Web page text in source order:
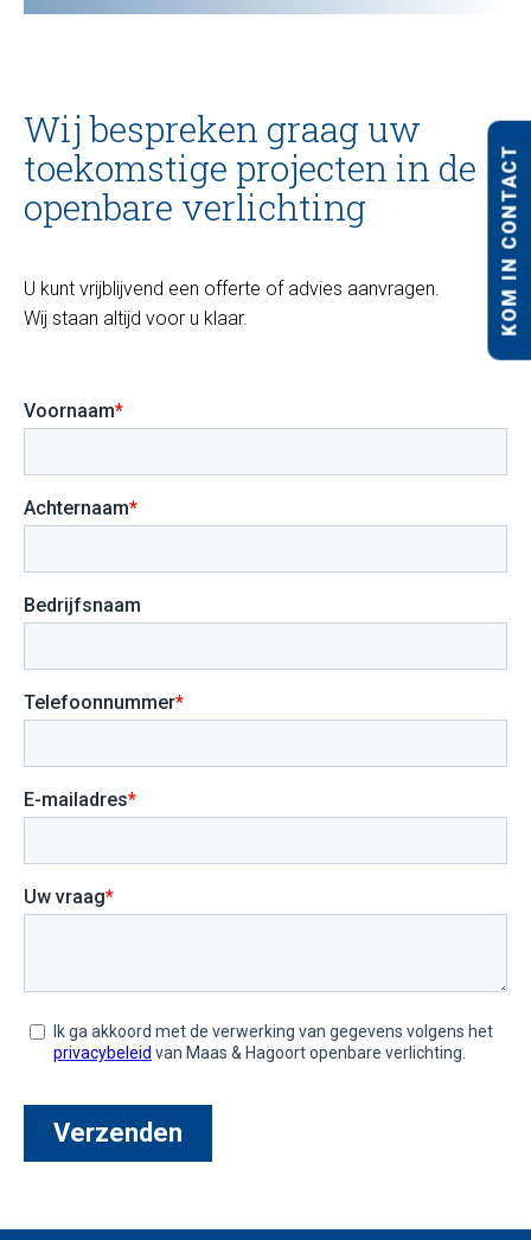
KOM IN CONTACT
Wij bespreken graag uw
toekomstige projecten in de
openbare verlichting
U kunt vrijblijvend een offerte of advies aanvragen.
Wij staan altijd voor u klaar.